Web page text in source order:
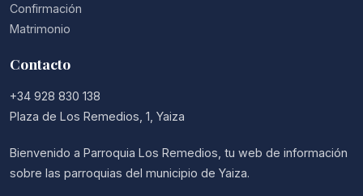
Confirmación
Matrimonio
Contacto
+34 928 830 138
Plaza de Los Remedios, 1, Yaiza
Bienvenido a Parroquia Los Remedios, tu web de información
sobre las parroquias del municipio de Yaiza.